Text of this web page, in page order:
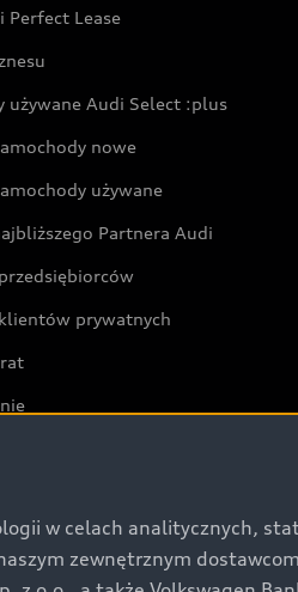
Perfect Lease
używane Audi Select :plus
nowe
używane
Partnera Audi
prywatnych
w celach analitycznych,
zewnętrznym